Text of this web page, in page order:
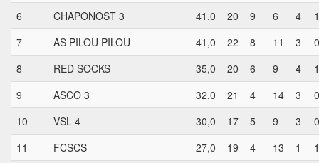
6
CHAPONOST 3 41,0 20 9 6 4
1
7
AS PILOU PILOU 41,0 22 8 11 3
0
8
RED SOCKS 35,0 20 6 9 4
1
9
ASCO 3 32,0 21 4 14 3
0
10
VSL 4 30,0 17 5 9 3
0
11
FCSCS 27,0 19 4 13 1
1